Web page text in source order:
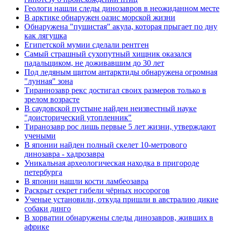
Геологи нашли следы динозавров в неожиданном месте
В арктике обнаружен оазис морской жизни
Обнаружена "пушистая" акула, которая прыгает по дну
как лягушка
Египетской мумии сделали рентген
Самый страшный сухопутный хищник оказался
падальщиком, не доживавшим до 30 лет
Под ледяным щитом антарктиды обнаружена огромная
"лунная" зона
Тираннозавр рекс достигал своих размеров только в
зрелом возрасте
В саудовской пустыне найден неизвестный науке
"доисторический утопленник"
Тиранозавр рос лишь первые 5 лет жизни, утверждают
учеными
В японии найден полный скелет 10-метрового
динозавра - хадрозавра
Уникальная археологическая находка в пригороде
петербурга
В японии нашли кости ламбеозавра
Раскрыт секрет гибели чёрных носорогов
Ученые установили, откуда пришли в австралию дикие
собаки динго
В хорватии обнаружены следы динозавров, живших в
африке